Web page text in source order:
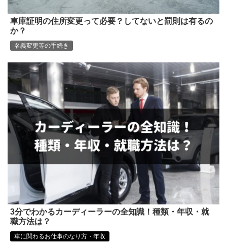
車庫証明の住所変更って必要？してないと罰則は有るの
か？
名義変更等の手続き
3分でわかるカーディーラーの全知識！種類・年収・就
職方法は？
車に関わるお仕事のなり方・年収